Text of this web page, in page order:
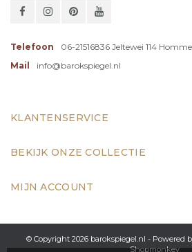
Telefoon
06-21516836 Jeltewei 114
Mail
info@barokspiegel.nl
KLANTENSERVICE
BEKIJK ONZE COLLECTIE
MIJN ACCOUNT
© Copyright 2026 barokspiegel.nl - Powered
Shopmonkey